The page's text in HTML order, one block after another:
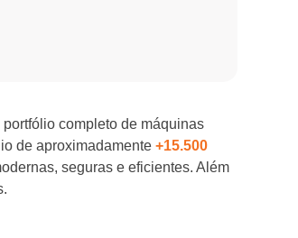
completo de máquinas
de aproximadamente+15.500
seguras e eficientes. Além